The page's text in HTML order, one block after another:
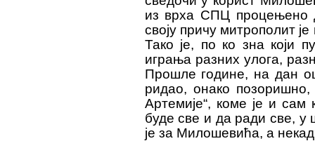
из врха СПЦ процењено
своју причу митрополит
Тако је, по ко зна који
играња разних улога,
Прошле године, на дан
ридао, онако позоришно,
Артемије“, коме је и сам
буде све и да ради све, у
је за Милошевића, а